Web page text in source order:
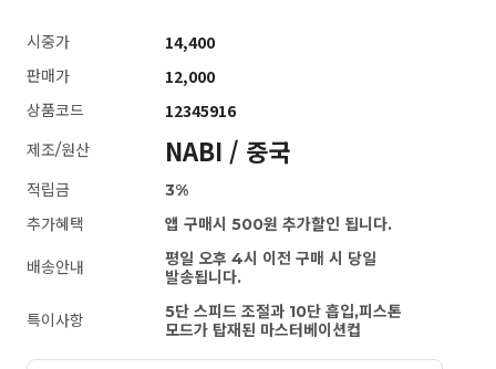
시중가 14,400
판매가 12,000
상품코드 12345916
제조/원산 NABI / 중국
적립금
3%
추가혜택
앱 구매시 500원 추가할인 됩니다.
배송안내
평일 오후 4시 이전 구매 시 당일
발송됩니다.
특이사항
5단 스피드 조절과 10단 흡입,피스톤
모드가 탑재된 마스터베이션컵